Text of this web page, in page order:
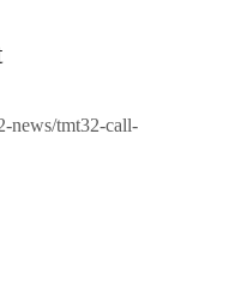
news/tmt32-call-